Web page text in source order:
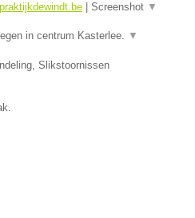
Screenshot ▼
in centrum Kasterlee. ▼
Slikstoornissen